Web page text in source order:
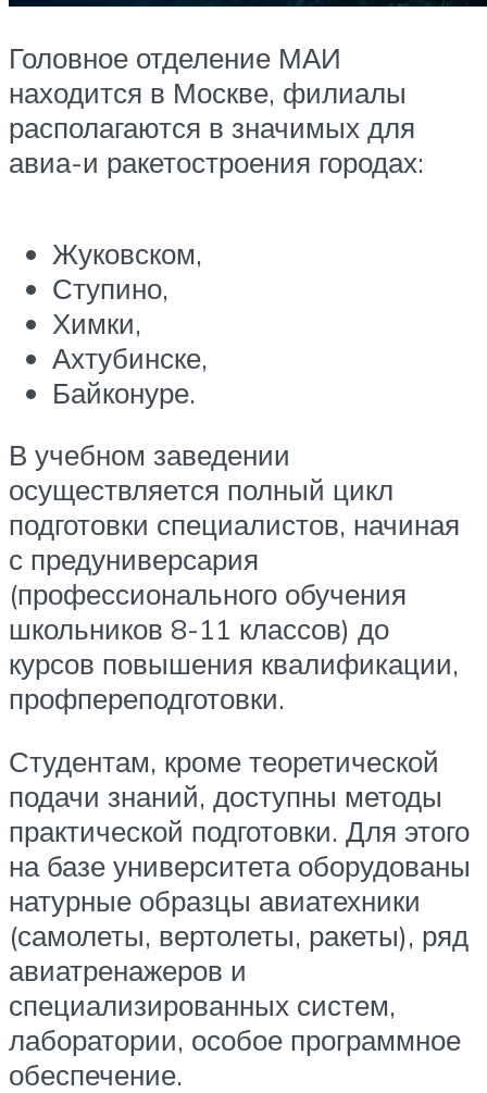
Головное отделение МАИ
находится в Москве, филиалы
располагаются в значимых для
авиа-и ракетостроения городах:
Жуковском,
Ступино,
Химки,
Ахтубинске,
Байконуре.
В учебном заведении
осуществляется полный цикл
подготовки специалистов, начиная
с предуниверсария
(профессионального обучения
школьников 8-11 классов) до
курсов повышения квалификации,
профпереподготовки.
Студентам, кроме теоретической
подачи знаний, доступны методы
практической подготовки. Для этого
на базе университета оборудованы
натурные образцы авиатехники
(самолеты, вертолеты, ракеты), ряд
авиатренажеров и
специализированных систем,
лаборатории, особое программное
обеспечение.